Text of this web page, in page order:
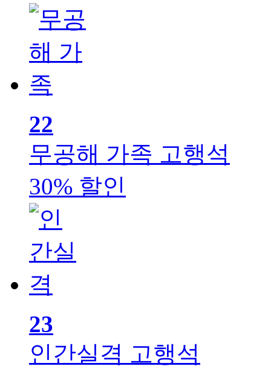
22
무공해 가족 고행석
30% 할인
23
인간실격 고행석